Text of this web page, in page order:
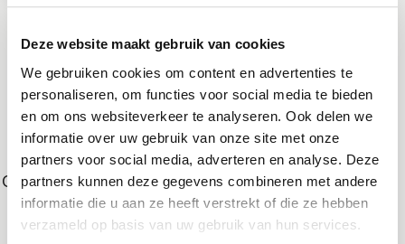
Deze website maakt gebruik van cookies
We gebruiken cookies om content en advertenties te
personaliseren, om functies voor social media te bieden
en om ons websiteverkeer te analyseren. Ook delen we
informatie over uw gebruik van onze site met onze
partners voor social media, adverteren en analyse. Deze
partners kunnen deze gegevens combineren met andere
informatie die u aan ze heeft verstrekt of die ze hebben
verzameld op basis van uw gebruik van hun services.
BINNEN ENKELE MINUTEN GEREGELD
Kies de beste
domeinnaam bij jouw
OpenCart hosting!
Check de beschikbaarheid van jouw topidee
of verhuis je bestaande domein. Een .nl,
.com of misschien wel een .shop voor jouw